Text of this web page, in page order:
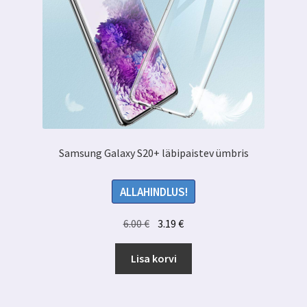
Samsung Galaxy S20+ läbipaistev ümbris
ALLAHINDLUS!
6.00€ Algne
hind
oli:
6.00 €.
3.19€Praegune
hind
3.19 €.
Lisa korvi